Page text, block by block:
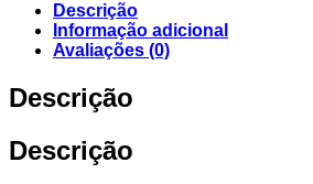
Descrição
Informação adicional
Avaliações (0)
Descrição
Descrição